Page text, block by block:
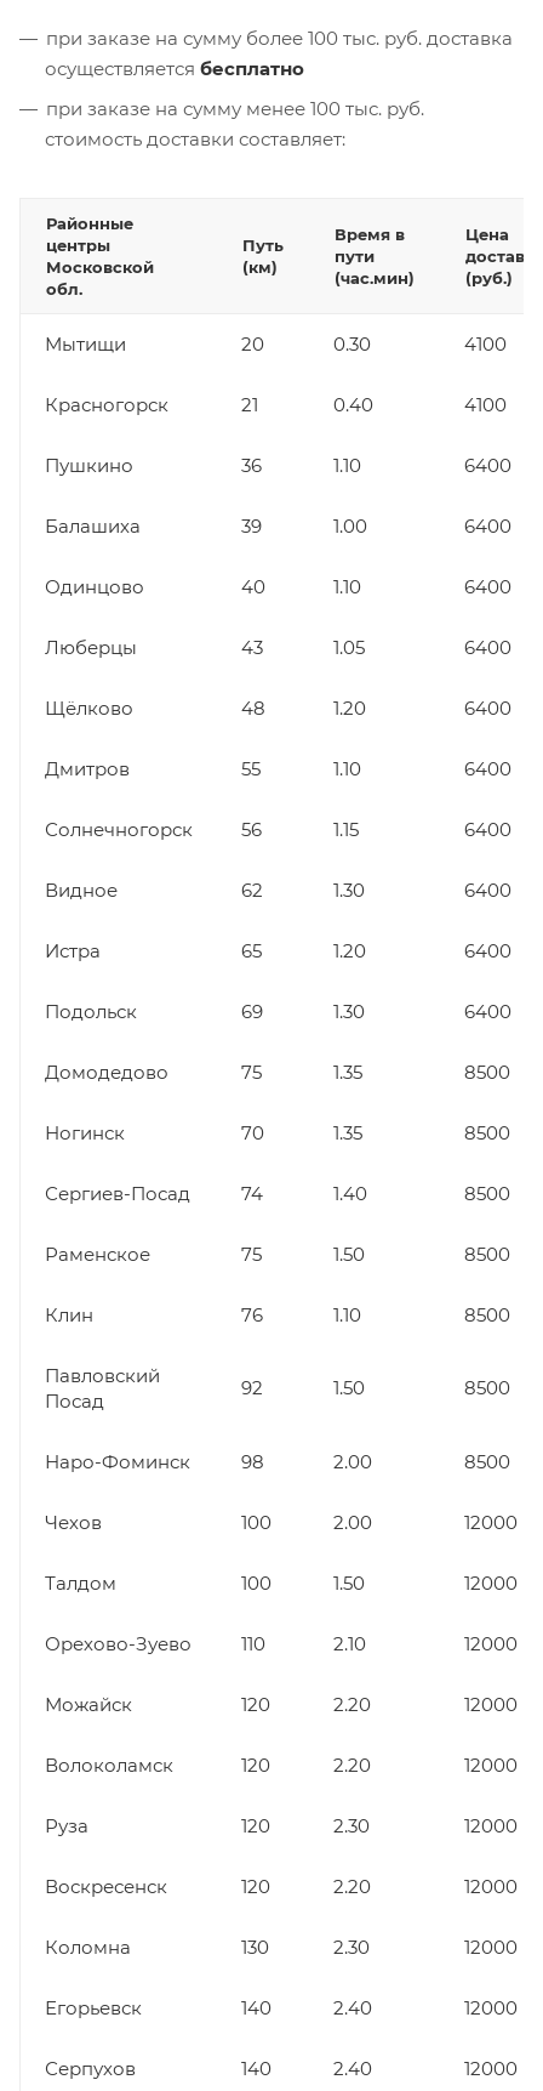
при заказе на сумму более 100 тыс. руб. доставка
осуществляется бесплатно
при заказе на сумму менее 100 тыс. руб.
стоимость доставки составляет:
Районные
центры
Московской
обл.
Путь
(км)
Время в
пути
(час.мин)
Цена
(руб.)
Мытищи 20 0.30 4100
Красногорск 21 0.40 4100
Пушкино 36 1.10 6400
Балашиха 39 1.00 6400
Одинцово 40 1.10 6400
Люберцы 43 1.05 6400
Щёлково 48 1.20 6400
Дмитров 55 1.10 6400
Солнечногорск 56 1.15 6400
Видное 62 1.30 6400
Истра 65 1.20 6400
Подольск 69 1.30 6400
Домодедово 75 1.35 8500
Ногинск 70 1.35 8500
Сергиев-Посад 74 1.40 8500
Раменское 75 1.50 8500
Клин 76 1.10 8500
Павловский
Посад
92 1.50 8500
Наро-Фоминск 98 2.00 8500
Чехов 100 2.00 12000
Талдом 100 1.50 12000
Орехово-Зуево 110 2.10 12000
Можайск 120 2.20 12000
Волоколамск 120 2.20 12000
Руза 120 2.30 12000
Воскресенск 120 2.20 12000
Коломна 130 2.30 12000
Егорьевск 140 2.40 12000
Серпухов 140 2.40 12000